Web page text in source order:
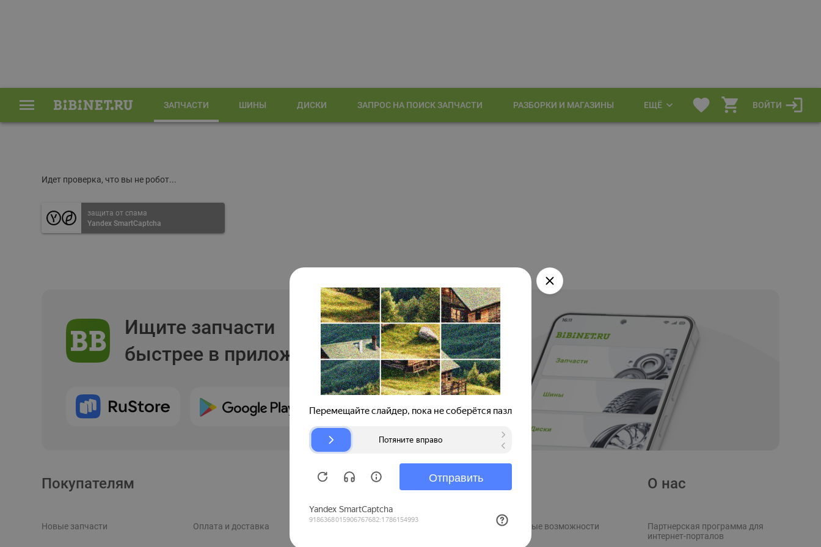
ЗАПЧАСТИ ШИНЫ ДИСКИ ЗАПРОС НА ПОИСК ЗАПЧАСТИ РАЗБОРКИ И МАГАЗИНЫ ЕЩЁ ВОЙТИ
Идет проверка, что вы не робот...
защита от спама
Yandex SmartCaptcha
Ищите запчасти
быстрее в приложении
Покупателям
Новые запчасти Оплата и доставка
Продавцам
Рекламные возможности
О нас
Партнерская программа для
интернет-порталов